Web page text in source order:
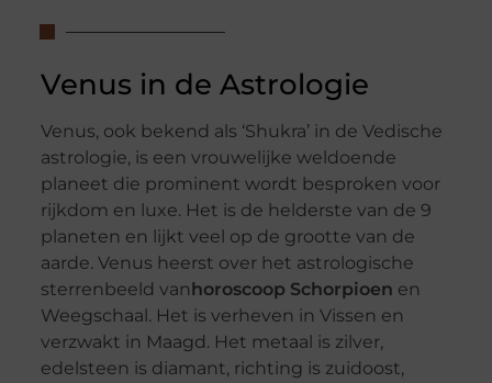
Venus in de Astrologie
Venus, ook bekend als ‘Shukra’ in de Vedische
astrologie, is een vrouwelijke weldoende
planeet die prominent wordt besproken voor
rijkdom en luxe. Het is de helderste van de 9
planeten en lijkt veel op de grootte van de
aarde. Venus heerst over het astrologische
sterrenbeeld vanhoroscoop Schorpioen en
Weegschaal. Het is verheven in Vissen en
verzwakt in Maagd. Het metaal is zilver,
edelsteen is diamant, richting is zuidoost,